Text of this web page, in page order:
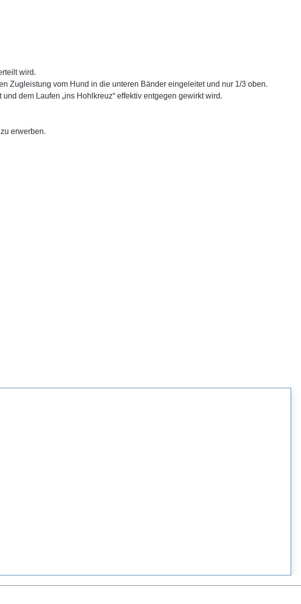
wird.
Zugleistung vom Hund in die unteren Bänder eingeleitet und nur 1/3 oben.
dem Laufen „ins Hohlkreuz“ effektiv entgegen gewirkt wird.
erwerben.